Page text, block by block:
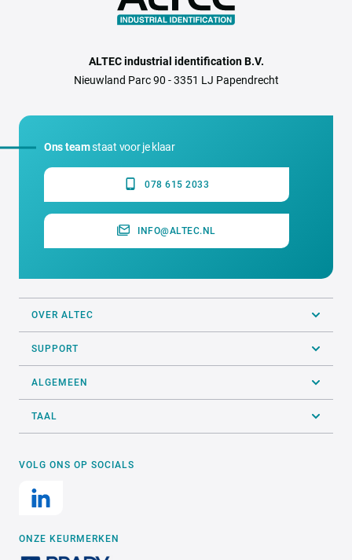
ALTEC industrial identification B.V.
Nieuwland Parc 90 - 3351 LJ Papendrecht
Ons teamstaat voor je klaar
078 615 2033
INFO@ALTEC.NL
OVER ALTEC
SUPPORT
ALGEMEEN
TAAL
VOLG ONS OP SOCIALS
ONZE KEURMERKEN